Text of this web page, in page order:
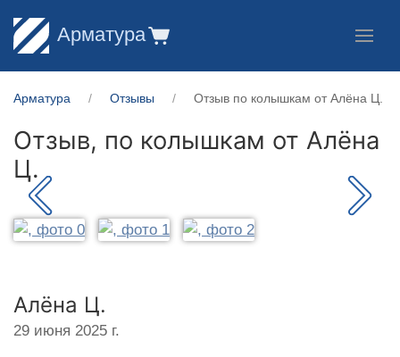
Арматура
Арматура Отзывы Отзыв по колышкам от Алёна Ц.
Отзыв, по колышкам от Алёна
Ц.
Алёна Ц.
29 июня 2025 г.